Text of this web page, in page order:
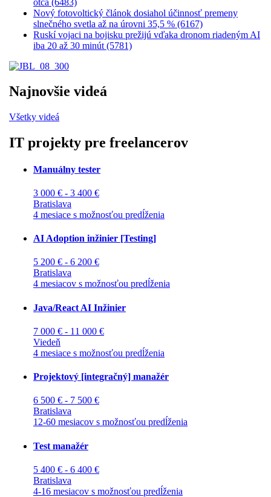
Nový fotovoltický článok dosiahol účinnosť premeny
slnečného svetla až na úrovni 35,5 % (6167)
Ruskí vojaci na bojisku prežijú vďaka dronom riadeným AI
iba 20 až 30 minút (5781)
Najnovšie videá
Všetky videá
IT projekty pre freelancerov
Manuálny tester
3 000 € - 3 400 €
Bratislava
4 mesiace s možnosťou predĺženia
AI Adoption inžinier [Testing]
5 200 € - 6 200 €
Bratislava
4 mesiacov s možnosťou predĺženia
Java/React AI Inžinier
7 000 € - 11 000 €
Viedeň
4 mesiace s možnosťou predĺženia
Projektový [integračný] manažér
6 500 € - 7 500 €
Bratislava
12-60 mesiacov s možnosťou predĺženia
Test manažér
5 400 € - 6 400 €
Bratislava
4-16 mesiacov s možnosťou predĺženia